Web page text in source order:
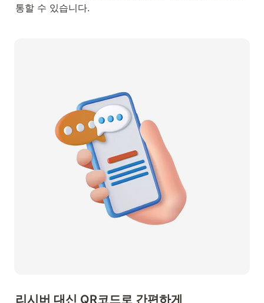
통할 수 있습니다.
리시버 대신 QR코드로 간편하게